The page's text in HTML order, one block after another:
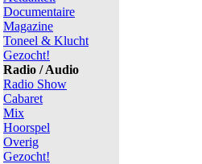
Documentaire
Magazine
Toneel & Klucht
Gezocht!
Radio / Audio
Radio Show
Cabaret
Mix
Hoorspel
Overig
Gezocht!